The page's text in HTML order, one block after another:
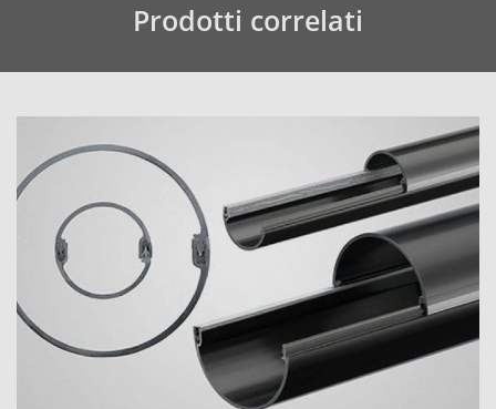
Prodotti correlati